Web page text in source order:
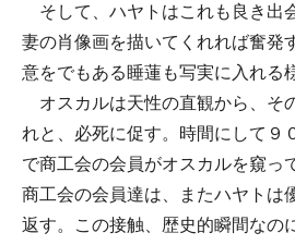
そして、ハヤトはこれも良き出
妻の肖像画を描いてくれれば奮発
意をでもある睡蓮も写実に入れる
オスカルは天性の直観から、そ
れと、必死に促す。時間にして９
で商工会の会員がオスカルを窺っ
商工会の会員達は、またハヤトは
返す。この接触、歴史的瞬間なの